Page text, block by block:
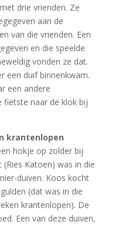
drie vrienden. Ze
aan de
van die vrienden. Een
en die speelde
vonden ze dat.
een duif binnenkwam.
een andere
fietste naar de klok bij
krantenlopen
hokje op zolder bij
Katoen) was in die
duiven. Koos kocht
(dat was in die
krantenlopen). De
Een van deze duiven,